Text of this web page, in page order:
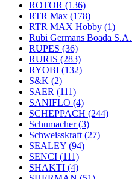
ROTOR (136)
RTR Max (178)
RTR MAX Hobby (1)
Rubi Germans Boada S.A.
RUPES (36)
RURIS (283)
RYOBI (132)
S&K (2)
SAER (111)
SANIFLO (4)
SCHEPPACH (244)
Schumacher(3)
Schweisskraft (27)
SEALEY (94)
SENCI (111)
SHAKTI (4)